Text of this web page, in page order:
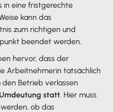
in eine fristgerechte
kann das
zum richtigen und
beendet werden.
hervor, dass der
Arbeitnehmerin tatsächlich
den Betrieb verlassen
statt. Hier muss
ob das